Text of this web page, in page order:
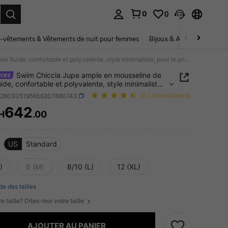
0 0
vêtements & Vêtements de nuit pour femmes Bijoux & Accessoires pour
Swim Chiccia Jupe ample en mousseline de soie fluide, confortable et polyvalente, style minimaliste, pour le printemps/été
Swim Chiccia Jupe ample en mousseline de
confortable et polyvalente, style minimaliste,
printemps/été
(2 Commentaires)
AND AVAILABILITY
642.00
US Standard
6 (M) 8/10 (L) 12 (XL)
des tailles
taille? Dites-moi votre taille
AJOUTER AU PANIER